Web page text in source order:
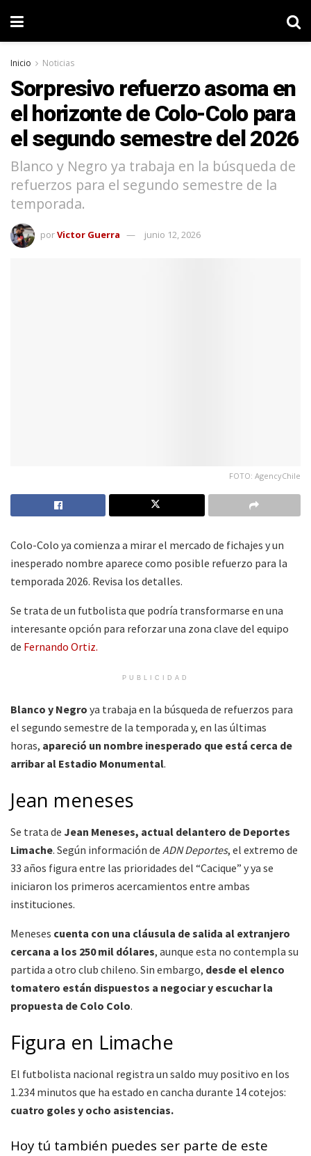
Inicio Noticias
Sorpresivo refuerzo asoma en
el horizonte de Colo-Colo para
el segundo semestre del 2026
Blanco y Negro ya trabaja en la búsqueda de
refuerzos para el segundo semestre de la
temporada.
porVictor Guerra junio 12, 2026
FOTO: AgencyChile
Colo-Colo ya comienza a mirar el mercado de fichajes y un
inesperado nombre aparece como posible refuerzo para la
temporada 2026. Revisa los detalles.
Se trata de un futbolista que podría transformarse en una
interesante opción para reforzar una zona clave del equipo
de Fernando Ortiz.
PUBLICIDAD
Blanco y Negro ya trabaja en la búsqueda de refuerzos para
el segundo semestre de la temporada y, en las últimas
horas, apareció un nombre inesperado que está cerca de
arribar al Estadio Monumental.
Jean meneses
Se trata de Jean Meneses, actual delantero de Deportes
Limache. Según información de ADN Deportes, el extremo de
33 años figura entre las prioridades del “Cacique” y ya se
iniciaron los primeros acercamientos entre ambas
instituciones.
Meneses cuenta con una cláusula de salida al extranjero
cercana a los 250 mil dólares, aunque esta no contempla su
partida a otro club chileno. Sin embargo, desde el elenco
tomatero están dispuestos a negociar y escuchar la
propuesta de Colo Colo.
Figura en Limache
El futbolista nacional registra un saldo muy positivo en los
1.234 minutos que ha estado en cancha durante 14 cotejos:
cuatro goles y ocho asistencias.
Hoy tú también puedes ser parte de este